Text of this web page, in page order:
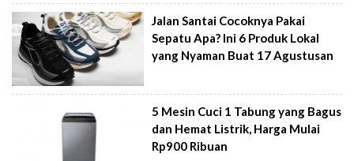
Jalan Santai Cocoknya Pakai
Sepatu Apa? Ini 6 Produk Lokal
yang Nyaman Buat 17 Agustusan
5 Mesin Cuci 1 Tabung yang Bagus
dan Hemat Listrik, Harga Mulai
Rp900 Ribuan